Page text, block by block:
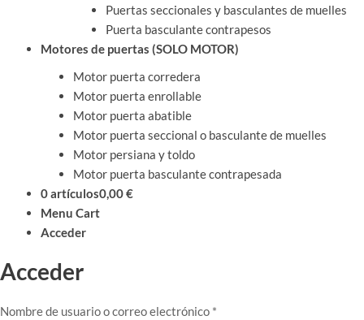
Puertas seccionales y basculantes de muelles
Puerta basculante contrapesos
Motores de puertas (SOLO MOTOR)
Motor puerta corredera
Motor puerta enrollable
Motor puerta abatible
Motor puerta seccional o basculante de muelles
Motor persiana y toldo
Motor puerta basculante contrapesada
0 artículos0,00 €
Menu Cart
Acceder
Acceder
Nombre de usuario o correo electrónico *